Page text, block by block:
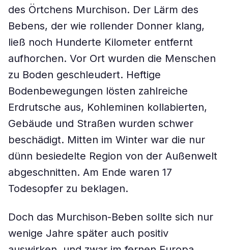
des Örtchens Murchison. Der Lärm des
Bebens, der wie rollender Donner klang,
ließ noch Hunderte Kilometer entfernt
aufhorchen. Vor Ort wurden die Menschen
zu Boden geschleudert. Heftige
Bodenbewegungen lösten zahlreiche
Erdrutsche aus, Kohleminen kollabierten,
Gebäude und Straßen wurden schwer
beschädigt. Mitten im Winter war die nur
dünn besiedelte Region von der Außenwelt
abgeschnitten. Am Ende waren 17
Todesopfer zu beklagen.
Doch das Murchison-Beben sollte sich nur
wenige Jahre später auch positiv